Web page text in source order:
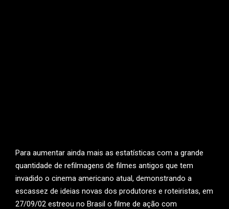
Para aumentar ainda mais as estatísticas com a grande
quantidade de refilmagens de filmes antigos que tem
invadido o cinema americano atual, demonstrando a
escassez de ideias novas dos produtores e roteiristas, em
27/09/02 estreou no Brasil o filme de ação com